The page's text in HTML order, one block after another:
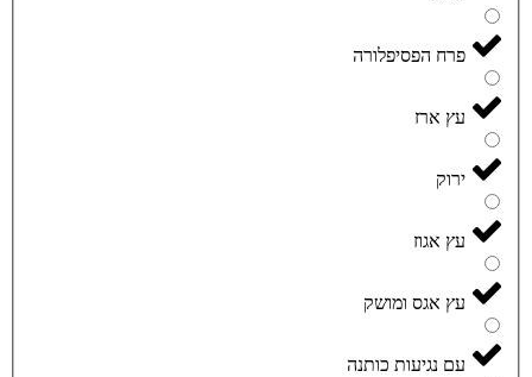
פרח הפסיפלורה
עץ ארז
ירוק
עץ אגוז
עץ אגס ומושק
עם נגיעות כותנה